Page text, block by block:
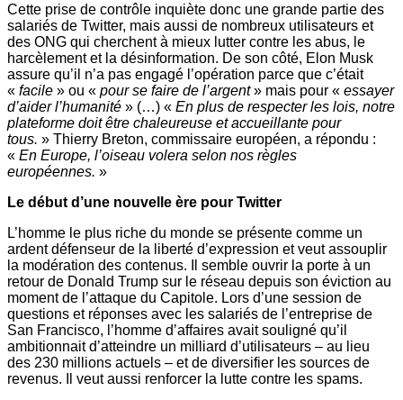
Cette prise de contrôle inquiète donc une grande partie des
salariés de Twitter, mais aussi de nombreux utilisateurs et
des ONG qui cherchent à mieux lutter contre les abus, le
harcèlement et la désinformation. De son côté, Elon Musk
assure qu’il n’a pas engagé l’opération parce que c’était
« facile » ou « pour se faire de l’argent» mais pour « essayer
d’aider l’humanité » (…) « En plus de respecter les lois, notre
plateforme doit être chaleureuse et accueillante pour
tous. » Thierry Breton, commissaire européen, a répondu :
« En Europe, l’oiseau volera selon nos règles
européennes. »
Le début d’une nouvelle ère pour Twitter
L’homme le plus riche du monde se présente comme un
ardent défenseur de la liberté d’expression et veut assouplir
la modération des contenus. Il semble ouvrir la porte à un
retour de Donald Trump sur le réseau depuis son éviction au
moment de l’attaque du Capitole. Lors d’une session de
questions et réponses avec les salariés de l’entreprise de
San Francisco, l’homme d’affaires avait souligné qu’il
ambitionnait d’atteindre un milliard d’utilisateurs – au lieu
des 230 millions actuels – et de diversifier les sources de
revenus. Il veut aussi renforcer la lutte contre les spams.